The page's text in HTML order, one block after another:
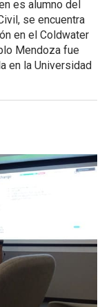
es alumno del
se encuentra
en el Coldwater
Mendoza fue
en la Universidad